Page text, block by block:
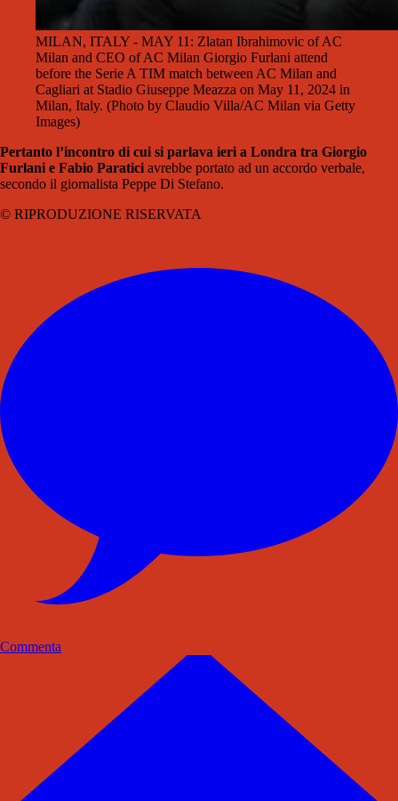
MILAN, ITALY - MAY 11: Zlatan Ibrahimovic of AC
Milan and CEO of AC Milan Giorgio Furlani attend
before the Serie A TIM match between AC Milan and
Cagliari at Stadio Giuseppe Meazza on May 11, 2024 in
Milan, Italy. (Photo by Claudio Villa/AC Milan via Getty
Images)
Pertanto l’incontro di cui si parlava ieri a Londra tra Giorgio
Furlani e Fabio Paratici avrebbe portato ad un accordo verbale,
secondo il giornalista Peppe Di Stefano.
© RIPRODUZIONE RISERVATA
Commenta